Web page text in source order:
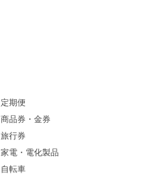
定期便
商品券・金券
旅行券
家電・電化製品
自転車